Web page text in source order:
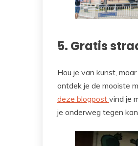
5. Gratis
Hou je van kunst,
ontdek je de mooiste
deze blogpost vind je
je onderweg tegen kan